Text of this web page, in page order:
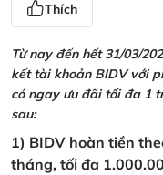
Thích
Từ nay đến hết 31/03/
kết tài khoản BIDV với
có ngay ưu đãi tối đa 1
sau:
1) BIDV hoàn tiền
tháng, tối đa